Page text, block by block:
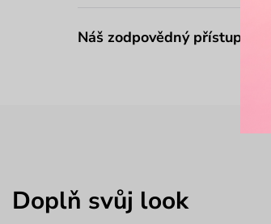
Náš zodpovědný přístup
Doplň svůj look